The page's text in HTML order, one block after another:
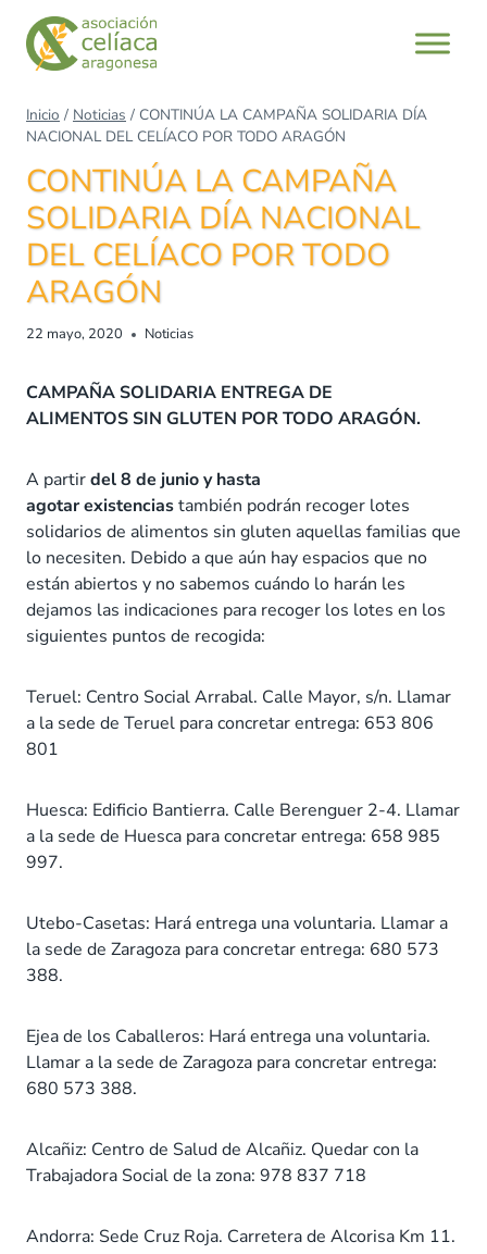
Saltar
contenido
Inicio / Noticias / CONTINÚA LA CAMPAÑA SOLIDARIA DÍA
NACIONAL DEL CELÍACO POR TODO ARAGÓN
CONTINÚA LA CAMPAÑA
SOLIDARIA DÍA NACIONAL
DEL CELÍACO POR TODO
ARAGÓN
22 mayo, 2020 Noticias
CAMPAÑA SOLIDARIA ENTREGA DE
ALIMENTOSSIN GLUTEN POR TODO ARAGÓN.
A partirdel 8 de junioy hasta
agotarexistenciastambién podrán recoger lotes
solidarios de alimentos sin gluten aquellas familias que
lo necesiten. Debido a que aún hay espacios que no
están abiertos y no sabemos cuándo lo harán les
dejamos las indicaciones para recoger los lotes en los
siguientes puntos de recogida:
Teruel: Centro Social Arrabal. Calle Mayor, s/n. Llamar
a la sede de Teruel para concretar entrega: 653 806
801
Huesca: Edificio Bantierra. Calle Berenguer 2-4. Llamar
a la sede de Huesca para concretar entrega: 658 985
997.
Utebo-Casetas: Hará entrega una voluntaria. Llamar a
la sede de Zaragoza para concretar entrega: 680 573
388.
Ejea de los Caballeros: Hará entrega una voluntaria.
Llamar a la sede de Zaragoza para concretar entrega:
680 573 388.
Alcañiz: Centro de Salud de Alcañiz. Quedar con la
Trabajadora Social de la zona: 978 837 718
Andorra: Sede Cruz Roja. Carretera de Alcorisa Km 11.